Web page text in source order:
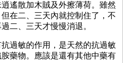
遙散加木賊及外擦薄荷。雖然
在二、三天內就控制住了，不
二、三天才慢慢消退。
過敏的作用，是天然的抗過敏
藥物。應該是還有其他中藥有